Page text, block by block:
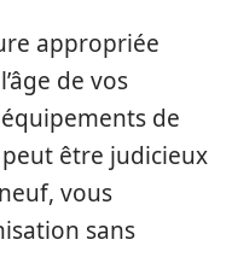
appropriée
de vos
de
être judicieux
vous
sans